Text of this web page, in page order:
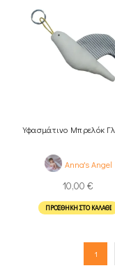
Υφασμάτινο Μπρελόκ
Anna's Angel
10,00 €
ΠΡΟΣΘΉΚΗ ΣΤΟ ΚΑΛΆΘΙ
1